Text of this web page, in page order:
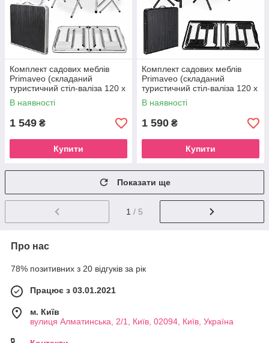
Комплект садових меблів
Primaveo (складаний
туристичний стіл-валіза 120 х
60 см + 4 стільці), Сірий
В наявності
1 549 ₴
Купити
Комплект садових меблів
Primaveo (складаний
туристичний стіл-валіза 120 х
60 см + 4 стільці), Чорний
В наявності
1 590 ₴
Купити
Показати ще
1 / 5
Про нас
78% позитивних з 20 відгуків за рік
Працює з 03.01.2021
м. Київ
вулиця Алматинська, 2/1, Київ, 02094, Київ, Україна